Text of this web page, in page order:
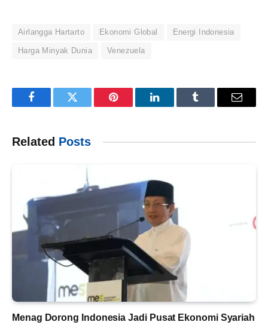
Airlangga Hartarto Ekonomi Global Energi Indonesia
Harga Minyak Dunia Venezuela
FacebookTwitter Pinterest LinkedInTumblr Email
Related Posts
Menag Dorong Indonesia Jadi Pusat Ekonomi Syariah